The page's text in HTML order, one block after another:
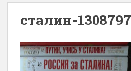
сталин-1308797